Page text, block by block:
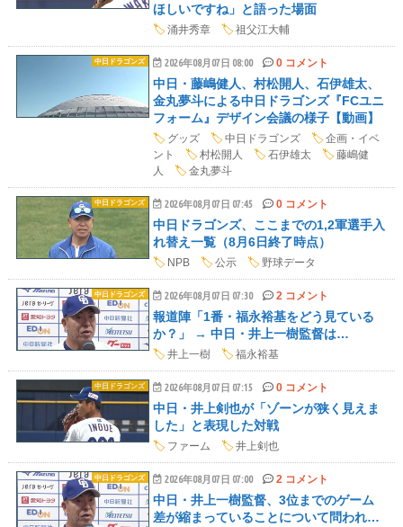
ほしいですね」と語った場面
🏷️涌井秀章 🏷️祖父江大輔
中日ドラゴンズ 2026年08月07日 08:00 0 コメント
中日・藤嶋健人、村松開人、石伊雄太、
金丸夢斗による中日ドラゴンズ『FCユニ
フォーム』デザイン会議の様子【動画】
🏷️ グッズ 🏷️中日ドラゴンズ 🏷️企画・イベ
ント 🏷️村松開人 🏷️石伊雄太 🏷️藤嶋健
人 🏷️金丸夢斗
中日ドラゴンズ 2026年08月07日 07:45 0 コメント
中日ドラゴンズ、ここまでの1,2軍選手入
れ替え一覧（8月6日終了時点）
🏷️ NPB 🏷️公示 🏷️野球データ
中日ドラゴンズ 2026年08月07日 07:30 2 コメント
報道陣「1番・福永裕基をどう見ている
か？」 → 中日・井上一樹監督は…
🏷️井上一樹 🏷️福永裕基
中日ドラゴンズ 2026年08月07日 07:15 0 コメント
中日・井上剣也が「ゾーンが狭く見えま
した」と表現した対戦
🏷️ ファーム 🏷️井上剣也
中日ドラゴンズ 2026年08月07日 07:00 2 コメント
中日・井上一樹監督、3位までのゲーム
差が縮まっていることについて問われ…